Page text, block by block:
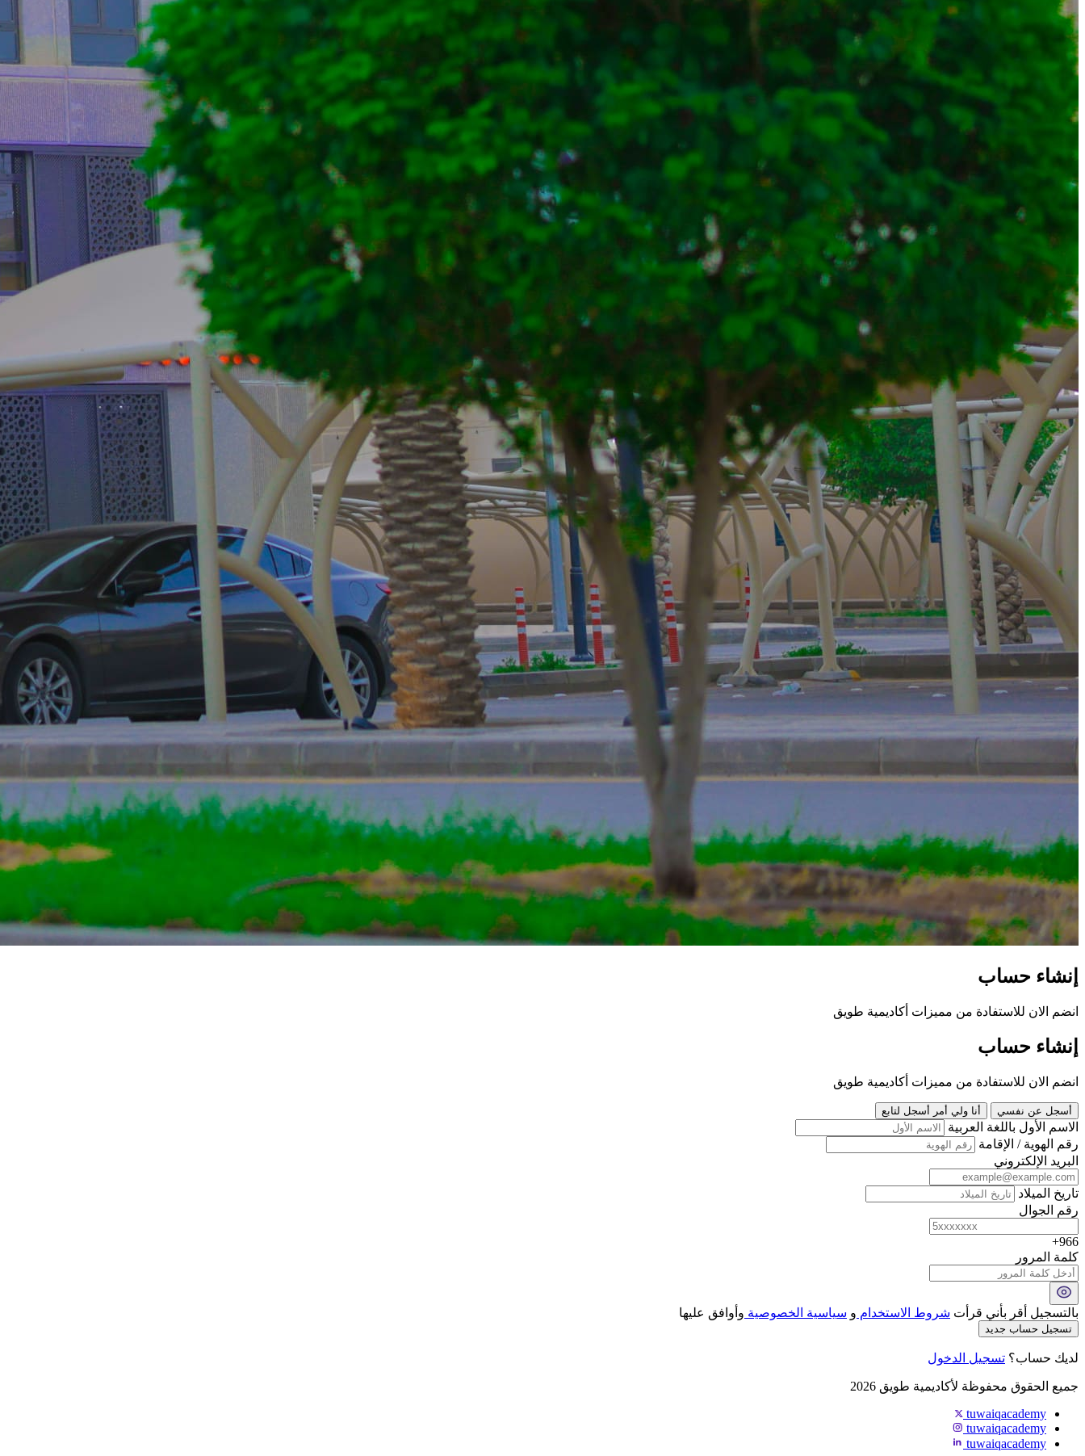
إنشاء حساب
انضم الان للاستفادة من مميزات أكاديمية طويق
إنشاء حساب
انضم الان للاستفادة من مميزات أكاديمية طويق
أسجل عن نفسي أنا ولي أمر أسجل لتابع
الاسم الأول باللغة العربية
رقم الهوية / الإقامة
البريد الإلكتروني
تاريخ الميلاد
رقم الجوال
966+
كلمة المرور
بالتسجيل أقر بأني قرأت شروط الاستخدام و سياسية الخصوصية وأوافق عليها
تسجيل حساب جديد
لديك حساب؟ تسجيل الدخول
جميع الحقوق محفوظة لأكاديمية طويق 2026
tuwaiqacademy
tuwaiqacademy
tuwaiqacademy